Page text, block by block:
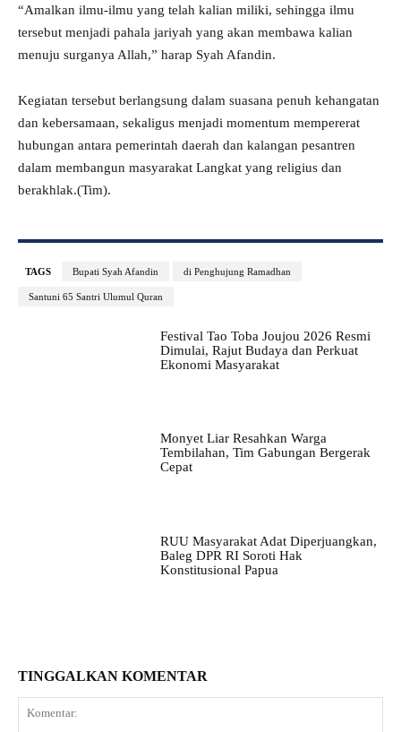
“Amalkan ilmu-ilmu yang telah kalian miliki, sehingga ilmu
tersebut menjadi pahala jariyah yang akan membawa kalian
menuju surganya Allah,” harap Syah Afandin.
Kegiatan tersebut berlangsung dalam suasana penuh kehangatan
dan kebersamaan, sekaligus menjadi momentum mempererat
hubungan antara pemerintah daerah dan kalangan pesantren
dalam membangun masyarakat Langkat yang religius dan
berakhlak.(Tim).
TAGS Bupati Syah Afandin di Penghujung Ramadhan
Santuni 65 Santri Ulumul Quran
Festival Tao Toba Joujou 2026 Resmi
Dimulai, Rajut Budaya dan Perkuat
Ekonomi Masyarakat
Monyet Liar Resahkan Warga
Tembilahan, Tim Gabungan Bergerak
Cepat
RUU Masyarakat Adat Diperjuangkan,
Baleg DPR RI Soroti Hak
Konstitusional Papua
TINGGALKAN KOMENTAR